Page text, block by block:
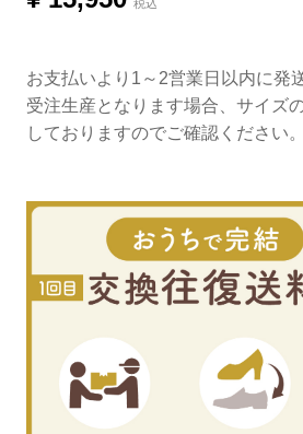
税込
お支払いより1～2営業日以内に発
受注生産となります場合、サイズ
しておりますのでご確認ください。